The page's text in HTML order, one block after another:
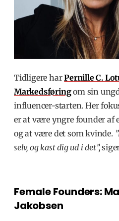
Tidligere harPernille C.
Markedsføringom sin
influencer-starten. Her
er at være yngre founder af
og at være det som kvinde.
selv, og kast dig ud i det”,
Female Founders:
Jakobsen